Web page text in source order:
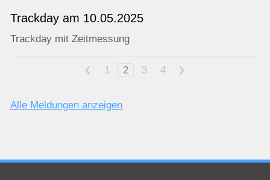
Trackday am 10.05.2025
Trackday mit Zeitmessung
< 1 2 3 4 >
Alle Meldungen anzeigen